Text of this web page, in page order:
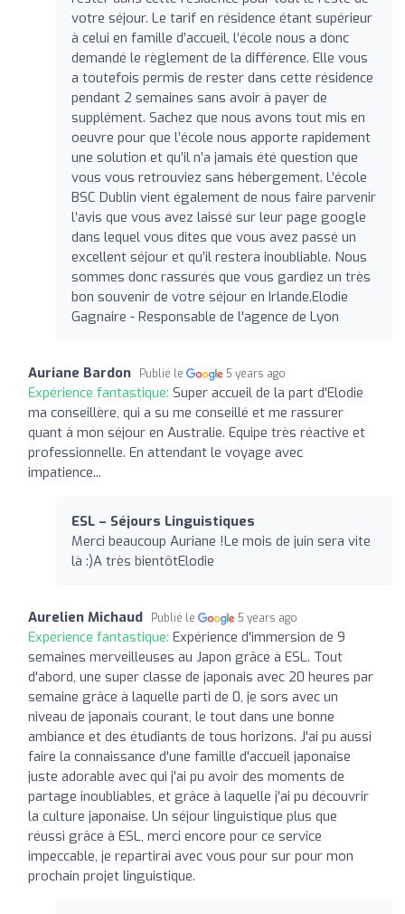
votre séjour. Le tarif en résidence étant supérieur
à celui en famille d’accueil, l’école nous a donc
demandé le règlement de la différence. Elle vous
a toutefois permis de rester dans cette résidence
pendant 2 semaines sans avoir à payer de
supplément. Sachez que nous avons tout mis en
oeuvre pour que l’école nous apporte rapidement
une solution et qu’il n’a jamais été question que
vous vous retrouviez sans hébergement. L’école
BSC Dublin vient également de nous faire parvenir
l’avis que vous avez laissé sur leur page google
dans lequel vous dites que vous avez passé un
excellent séjour et qu’il restera inoubliable. Nous
sommes donc rassurés que vous gardiez un très
bon souvenir de votre séjour en Irlande.Elodie
Gagnaire - Responsable de l'agence de Lyon
Auriane Bardon Publié le 5 years ago
Expérience fantastique: Super accueil de la part d'Elodie
ma conseillère, qui a su me conseillé et me rassurer
quant à mon séjour en Australie. Equipe très réactive et
professionnelle. En attendant le voyage avec
impatience...
ESL – Séjours Linguistiques
Merci beaucoup Auriane !Le mois de juin sera vite
là :)A très bientôtElodie
Aurelien Michaud Publié le 5 years ago
Expérience fantastique: Expérience d'immersion de 9
semaines merveilleuses au Japon grâce à ESL. Tout
d'abord, une super classe de japonais avec 20 heures par
semaine grâce à laquelle parti de 0, je sors avec un
niveau de japonais courant, le tout dans une bonne
ambiance et des étudiants de tous horizons. J'ai pu aussi
faire la connaissance d'une famille d'accueil japonaise
juste adorable avec qui j'ai pu avoir des moments de
partage inoubliables, et grâce à laquelle j'ai pu découvrir
la culture japonaise. Un séjour linguistique plus que
réussi grâce à ESL, merci encore pour ce service
impeccable, je repartirai avec vous pour sur pour mon
prochain projet linguistique.